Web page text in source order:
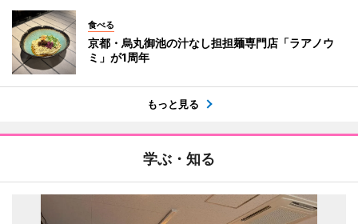
食べる
京都・烏丸御池の汁なし担担麺専門店「ラアノウ
ミ」が1周年
もっと見る
学ぶ・知る